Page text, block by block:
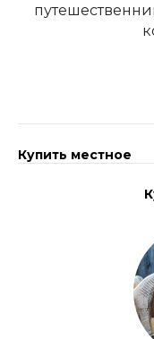
Купить местное